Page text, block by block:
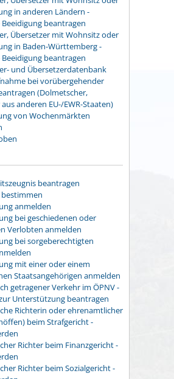
in anderen Ländern -
beantragen
Übersetzer mit Wohnsitz oder
in Baden-Württemberg -
beantragen
und Übersetzerdatenbank
bei vorübergehender
(Dolmetscher,
anderen EU-/EWR-Staaten)
von Wochenmärkten
beantragen
anmelden
bei geschiedenen oder
Verlobten anmelden
bei sorgeberechtigten
mit einer oder einem
Staatsangehörigen anmelden
getragener Verkehr im ÖPNV -
Unterstützung beantragen
Richterin oder ehrenamtlicher
beim Strafgericht -
Richter beim Finanzgericht -
Richter beim Sozialgericht -